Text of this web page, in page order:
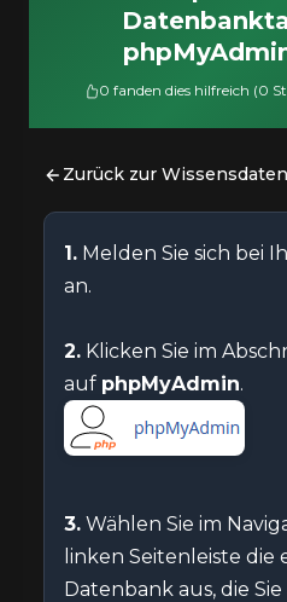
0 fanden dies hilfreich (0
Zurück zur
1. Melden Sie sich bei
an.
2. Klicken Sie im
auf phpMyAdmin.
3. Wählen Sie im
linken Seitenleiste die
Datenbank aus, die